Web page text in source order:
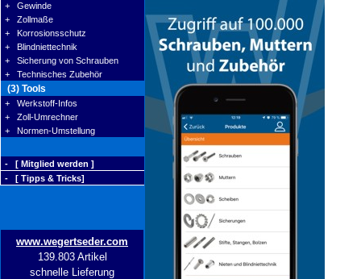
+ Gewinde
+ Zollmaße
+ Korrosionsschutz
+ Blindniettechnik
+ Sicherung von Schrauben
+ Technisches Zubehör
(3) Tools
+ Werkstoff-Infos
+ Zoll-Umrechner
+ Normen-Umstellung
- [ Mitglied werden ]
- [ Tipps & Tricks]
www.wegertseder.com
139.803 Artikel
schnelle Lieferung